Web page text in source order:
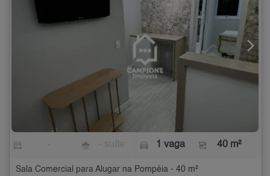
1 vaga 40 m²
Sala Comercial para Alugar na Pompéia - 40 m²